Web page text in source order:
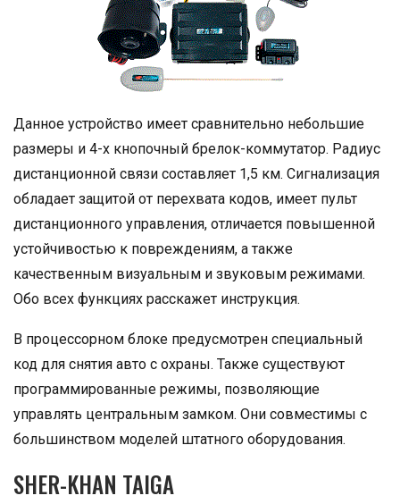
Данное устройство имеет сравнительно небольшие
размеры и 4-х кнопочный брелок-коммутатор. Радиус
дистанционной связи составляет 1,5 км. Сигнализация
обладает защитой от перехвата кодов, имеет пульт
дистанционного управления, отличается повышенной
устойчивостью к повреждениям, а также
качественным визуальным и звуковым режимами.
Обо всех функциях расскажет инструкция.
В процессорном блоке предусмотрен специальный
код для снятия авто с охраны. Также существуют
программированные режимы, позволяющие
управлять центральным замком. Они совместимы с
большинством моделей штатного оборудования.
SHER-KHAN TAIGA